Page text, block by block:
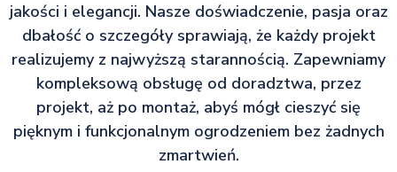
jakości i elegancji. Nasze doświadczenie, pasja oraz
dbałość o szczegóły sprawiają, że każdy projekt
realizujemy z najwyższą starannością. Zapewniamy
kompleksową obsługę od doradztwa, przez
projekt, aż po montaż, abyś mógł cieszyć się
pięknym i funkcjonalnym ogrodzeniem bez żadnych
zmartwień.